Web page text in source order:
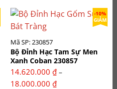
-10%
GIẢM
Mã SP: 230857
Bộ Đỉnh Hạc Tam Sự Men
Xanh Coban 230857
14.620.000 ₫ –
18.000.000 ₫Khoảng